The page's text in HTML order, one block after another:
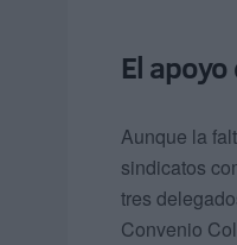
El apoyo
Aunque la
sindicatos
tres
Convenio